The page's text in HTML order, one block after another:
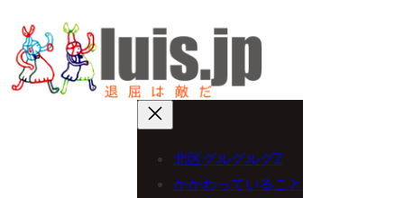
内
容
を
北区グルグルグZ
かかわっていること